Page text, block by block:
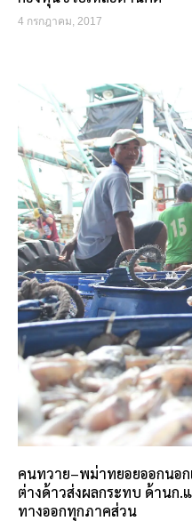
4 กรกฎาคม, 2017
คนทวาย–พม่าทยอยออกนอ
ต่างด้าวส่งผลกระทบ ด้านก.
ทางออกทุกภาคส่วน